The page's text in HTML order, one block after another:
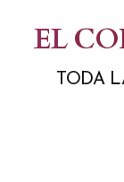
contenido
EL
TODA